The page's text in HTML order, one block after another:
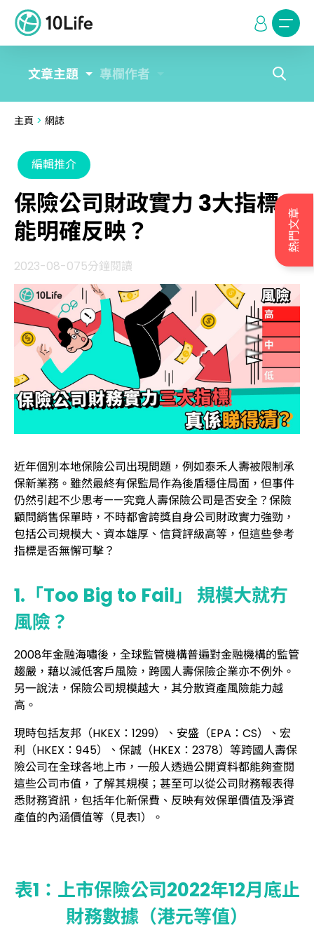
熱門文章
文章主題 專欄作者
主頁 > 網誌
編輯推介
保險公司財政實力 3大指標
能明確反映？
2023-08-075分鐘閱讀
近年個別本地保險公司出現問題，例如泰禾人壽被限制承
保新業務。雖然最終有保監局作為後盾穩住局面，但事件
仍然引起不少思考——究竟人壽保險公司是否安全？保險
顧問銷售保單時，不時都會誇獎自身公司財政實力強勁，
包括公司規模大、資本雄厚、信貸評級高等，但這些參考
指標是否無懈可擊？
1.「Too Big to Fail」 規模大就冇
風險？
2008年金融海嘯後，全球監管機構普遍對金融機構的監管
趨嚴，藉以減低客戶風險，跨國人壽保險企業亦不例外。
另一說法，保險公司規模越大，其分散資產風險能力越
高。
現時包括友邦（HKEX：1299）、安盛（EPA：CS）、宏
利（HKEX：945）、保誠（HKEX：2378）等跨國人壽保
險公司在全球各地上市，一般人透過公開資料都能夠查閱
這些公司市值，了解其規模；甚至可以從公司財務報表得
悉財務資訊，包括年化新保費、反映有效保單價值及淨資
產值的內涵價值等（見表1）。
表1：上市保險公司2022年12月底止
財務數據（港元等值）